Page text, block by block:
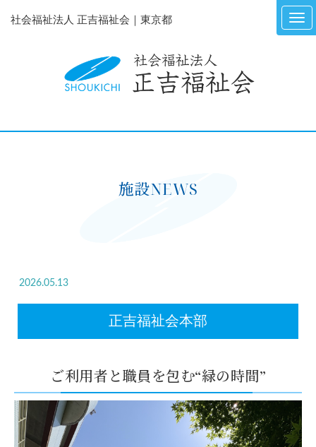
社会福祉法人 正吉福祉会｜東京都
施設NEWS
2026.05.13
正吉福祉会本部
ご利用者と職員を包む“緑の時間”